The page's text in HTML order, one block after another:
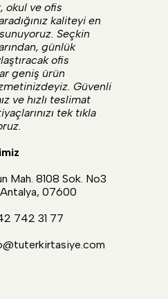
okul ve ofis
kaliteyi en
Seçkin
günlük
ofis
geniş ürün
Güvenli
ve hızlı teslimat
tek tıkla
Mah. 8108 Sok. No3
07600
742 31 77